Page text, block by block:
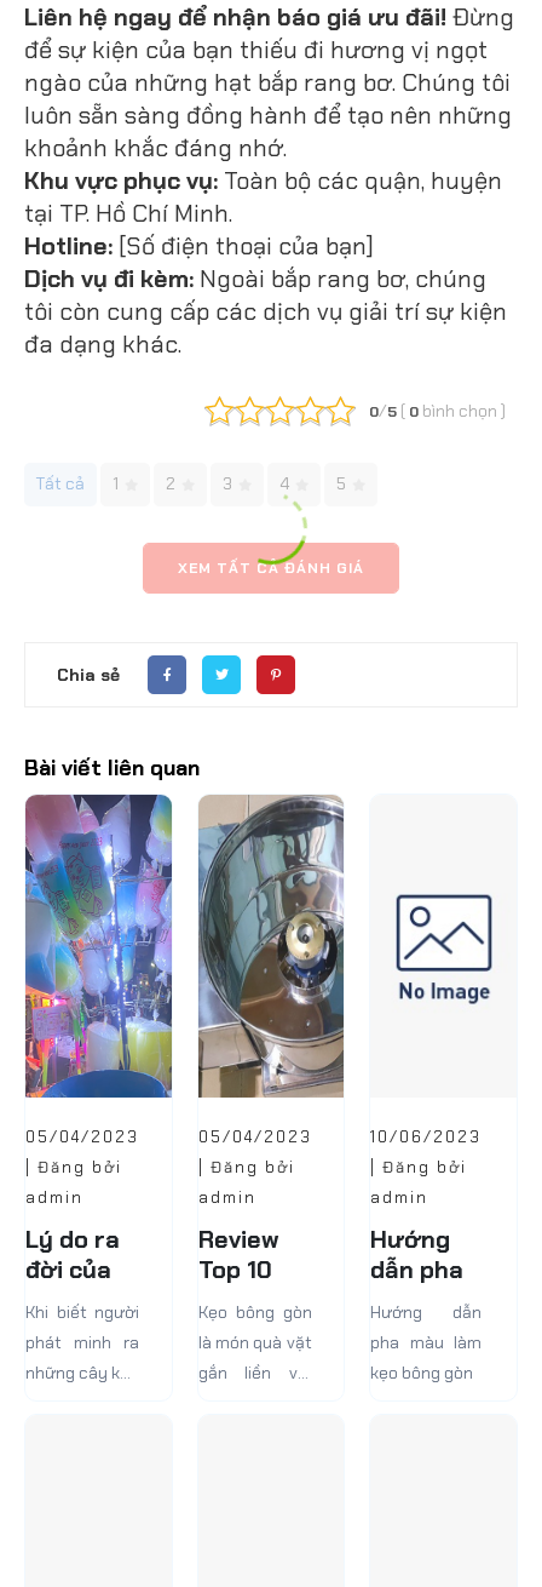
Liên hệ ngay để nhận báo giá ưu đãi! Đừng
để sự kiện của bạn thiếu đi hương vị ngọt
ngào của những hạt bắp rang bơ. Chúng tôi
luôn sẵn sàng đồng hành để tạo nên những
khoảnh khắc đáng nhớ.
Khu vực phục vụ: Toàn bộ các quận, huyện
tại TP. Hồ Chí Minh.
Hotline: [Số điện thoại của bạn]
Dịch vụ đi kèm: Ngoài bắp rang bơ, chúng
tôi còn cung cấp các dịch vụ giải trí sự kiện
đa dạng khác.
0/5 ( 0 bình chọn )
Tất cả 1 2 3 4 5
XEM TẤT CẢ ĐÁNH GIÁ
Chia sẻ
Bài viết liên quan
05/04/2023
| Đăng bởi
admin
Lý do ra
đời của
kẹo bông
gòn
Khi biết người
phát minh ra
những cây kẹo
05/04/2023
| Đăng bởi
admin
Review
Top 10
Máy Làm
Kẹo Bông
Gòn Tiện
Lợi Dành
Kẹo bông gòn
là món quà vặt
gắn liền với
10/06/2023
| Đăng bởi
admin
Hướng
dẫn pha
màu làm
kẹo bông
gòn
Hướng dẫn
pha màu làm
kẹo bông gòn